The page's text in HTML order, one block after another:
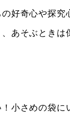
好奇心や探究
あそぶときは
小さめの袋に